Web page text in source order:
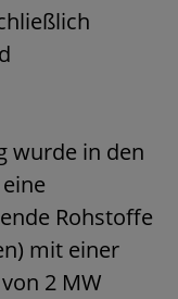
wurde in den
Rohstoffe
mit einer
2 MW